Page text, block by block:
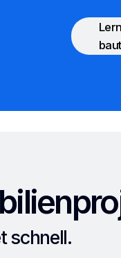
baut
schnell.